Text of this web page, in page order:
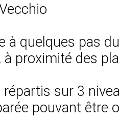
à quelques pas
à proximité des
répartis sur 3
pouvant être